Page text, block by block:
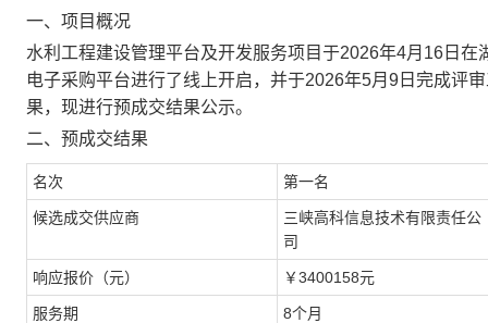
一、项目概况
水利工程建设管理平台及开发服务项目于2026年4月 16 日在
电子采购平台进行了线上开启，并于2026年5月 9 日完成评
果，现进行预成交结果公示。
二、预成交结果
名次 第一名
候选成交供应商
三峡高科信息技术有限责任公
司
响应报价（元） ￥3400158元
服务期 8个月